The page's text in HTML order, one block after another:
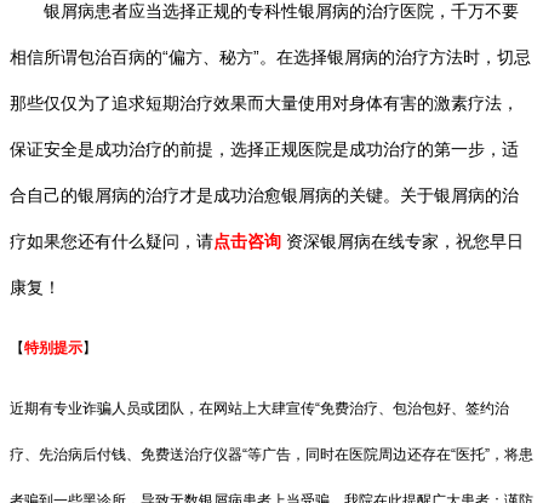
银屑病患者应当选择正规的专科性银屑病的治疗医院，千万不要
相信所谓包治百病的“偏方、秘方”。在选择银屑病的治疗方法时，切忌
那些仅仅为了追求短期治疗效果而大量使用对身体有害的激素疗法，
保证安全是成功治疗的前提，选择正规医院是成功治疗的第一步，适
合自己的银屑病的治疗才是成功治愈银屑病的关键。关于银屑病的治
疗如果您还有什么疑问，请点击咨询 资深银屑病在线专家，祝您早日
康复！
【特别提示】
近期有专业诈骗人员或团队，在网站上大肆宣传“免费治疗、包治包好、签约治
疗、先治病后付钱、免费送治疗仪器“等广告，同时在医院周边还存在“医托”，将患